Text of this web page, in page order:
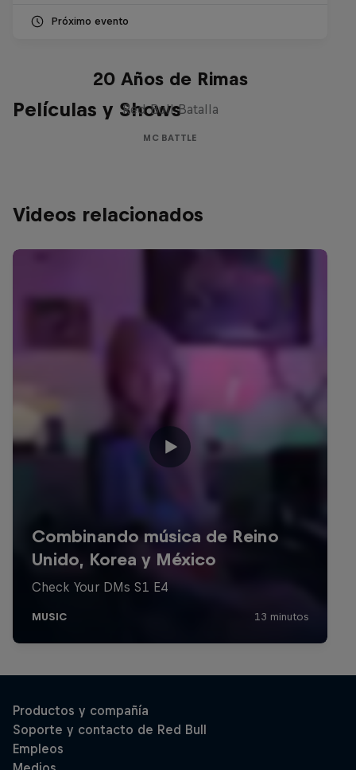
Próximo evento
Películas y Shows
20 Años de Rimas
Red Bull Batalla
MC BATTLE
Videos relacionados